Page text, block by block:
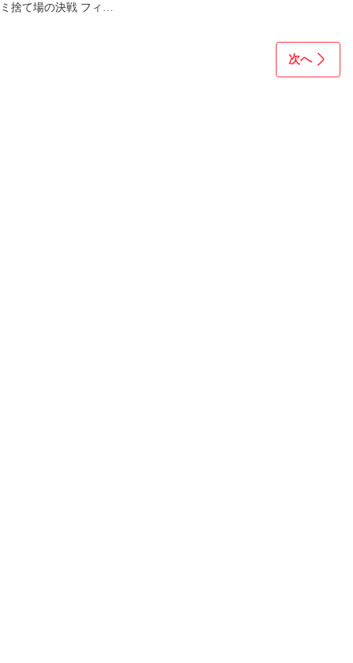
ミ捨て場の決戦 フィギ
次へ